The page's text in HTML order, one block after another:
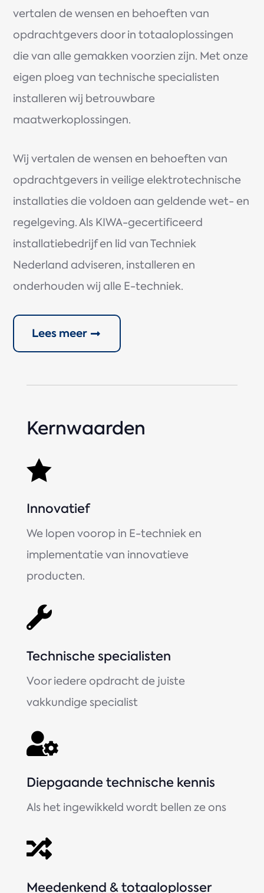
vertalen de wensen en behoeften van
opdrachtgevers door in totaaloplossingen
die van alle gemakken voorzien zijn. Met onze
eigen ploeg van technische specialisten
installeren wij betrouwbare
maatwerkoplossingen.
Wij vertalen de wensen en behoeften van
opdrachtgevers in veilige elektrotechnische
installaties die voldoen aan geldende wet- en
regelgeving. Als KIWA-gecertificeerd
installatiebedrijf en lid van Techniek
Nederland adviseren, installeren en
onderhouden wij alle E-techniek.
Lees meer
Kernwaarden

Innovatief
We lopen voorop in E-techniek en
implementatie van innovatieve
producten.

Technische specialisten
Voor iedere opdracht de juiste
vakkundige specialist

Diepgaande technische kennis
Als het ingewikkeld wordt bellen ze ons

Meedenkend & totaaloplosser